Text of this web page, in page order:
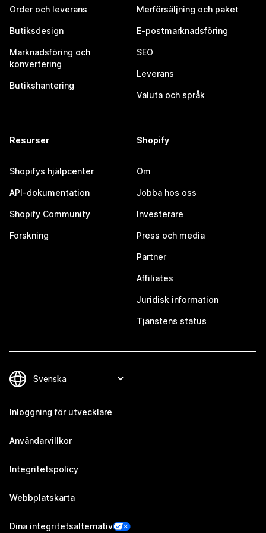
Order och leverans
Butiksdesign
Marknadsföring och
konvertering
Butikshantering
Merförsäljning och paket
E-postmarknadsföring
SEO
Leverans
Valuta och språk
Resurser
Shopifys hjälpcenter
API-dokumentation
Shopify Community
Forskning
Shopify
Om
Jobba hos oss
Investerare
Press och media
Partner
Affiliates
Juridisk information
Tjänstens status
Inloggning för utvecklare
Användarvillkor
Integritetspolicy
Webbplatskarta
Dina integritetsalternativ